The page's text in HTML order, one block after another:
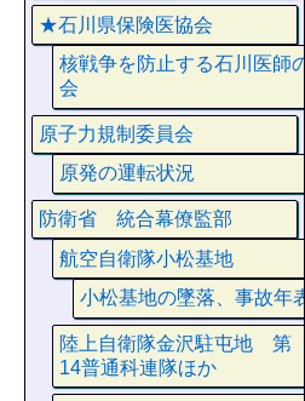
★石川県保険医協会
核戦争を防止する石川医師の
会
原子力規制委員会
原発の運転状況
防衛省 統合幕僚監部
航空自衛隊小松基地
小松基地の墜落、事故年表
陸上自衛隊金沢駐屯地 第
14普通科連隊ほか